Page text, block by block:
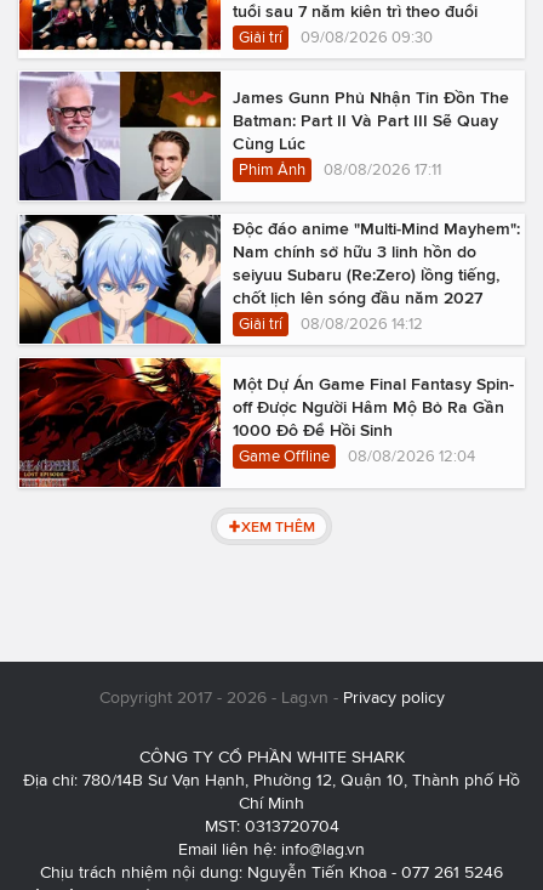
tuổi sau 7 năm kiên trì theo đuổi
Giải trí 09/08/2026 09:30
James Gunn Phủ Nhận Tin Đồn The
Batman: Part II Và Part III Sẽ Quay
Cùng Lúc
Phim Ảnh 08/08/2026 17:11
Độc đáo anime "Multi-Mind Mayhem":
Nam chính sở hữu 3 linh hồn do
seiyuu Subaru (Re:Zero) lồng tiếng,
chốt lịch lên sóng đầu năm 2027
Giải trí 08/08/2026 14:12
Một Dự Án Game Final Fantasy Spin-
off Được Người Hâm Mộ Bỏ Ra Gần
1000 Đô Để Hồi Sinh
Game Offline 08/08/2026 12:04
XEM THÊM
Copyright 2017 - 2026 - Lag.vn - Privacy policy
CÔNG TY CỔ PHẦN WHITE SHARK
Địa chỉ: 780/14B Sư Vạn Hạnh, Phường 12, Quận 10, Thành phố Hồ
Chí Minh
MST: 0313720704
Email liên hệ: info@lag.vn
Chịu trách nhiệm nội dung: Nguyễn Tiến Khoa - 077 261 5246